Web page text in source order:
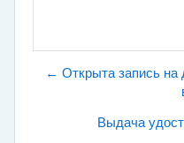
← Открыта запись на
Выдача